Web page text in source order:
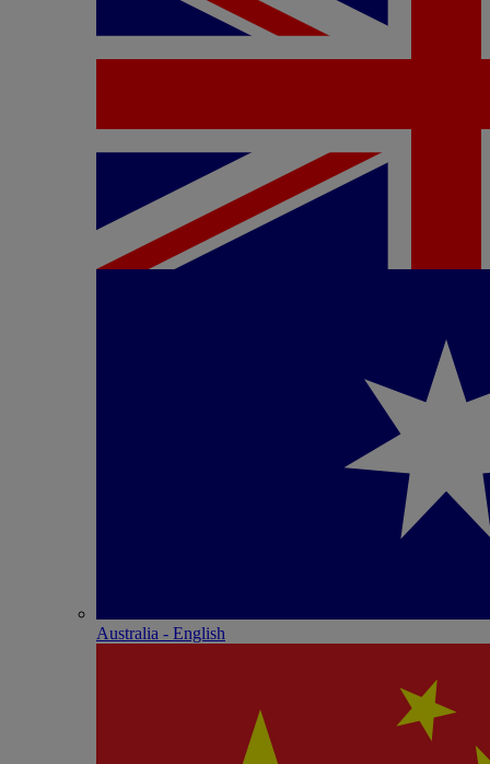
Australia - English